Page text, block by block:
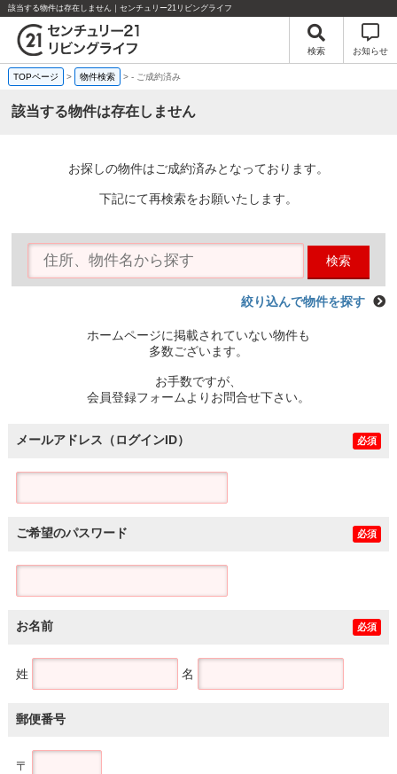
該当する物件は存在しません｜センチュリー21リビングライフ
検索 お知らせ
TOPページ > 物件検索 >- ご成約済み
該当する物件は存在しません
お探しの物件はご成約済みとなっております。
下記にて再検索をお願いたします。
検索
絞り込んで物件を探す
ホームページに掲載されていない物件も
多数ございます。
お手数ですが、
会員登録フォームよりお問合せ下さい。
メールアドレス（ログインID） 必須
ご希望のパスワード 必須
お名前 必須
姓 名
郵便番号
〒